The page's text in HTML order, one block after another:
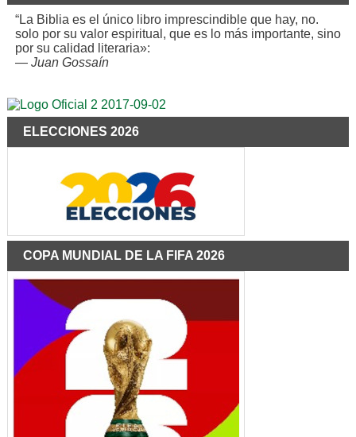
“La Biblia es el único libro imprescindible que hay, no.
solo por su valor espiritual, que es lo más importante, sino
por su calidad literaria»:
— Juan Gossaín
ELECCIONES 2026
COPA MUNDIAL DE LA FIFA 2026